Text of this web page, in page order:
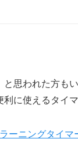
と思われた方も
に使えるタイマ
ーニングタイマ